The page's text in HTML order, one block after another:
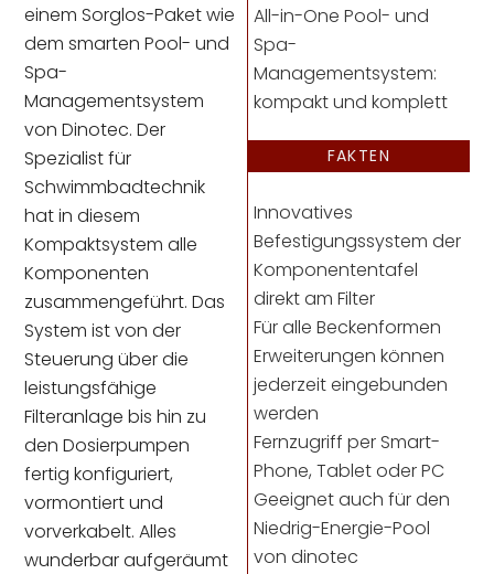
All-in-One Pool- und
Spa-
Managementsystem:
kompakt und komplett
FAKTEN
Innovatives
Befestigungssystem der
Komponententafel
direkt am Filter
Für alle Beckenformen
Erweiterungen können
jederzeit eingebunden
werden
Fernzugriff per Smart-
Phone, Tablet oder PC
Geeignet auch für den
Niedrig-Energie-Pool
von dinotec
einem Sorglos-Paket wie
dem smarten Pool- und
Spa-
Managementsystem
von Dinotec. Der
Spezialist für
Schwimmbadtechnik
hat in diesem
Kompaktsystem alle
Komponenten
zusammengeführt. Das
System ist von der
Steuerung über die
leistungsfähige
Filteranlage bis hin zu
den Dosierpumpen
fertig konfiguriert,
vormontiert und
vorverkabelt. Alles
wunderbar aufgeräumt